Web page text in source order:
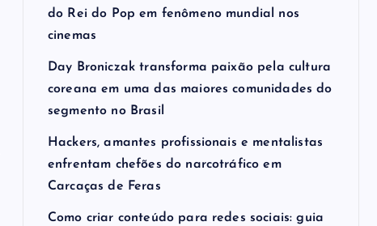
do Rei do Pop em fenômeno mundial nos
cinemas
Day Broniczak transforma paixão pela cultura
coreana em uma das maiores comunidades do
segmento no Brasil
Hackers, amantes profissionais e mentalistas
enfrentam chefões do narcotráfico em
Carcaças de Feras
Como criar conteúdo para redes sociais: guia